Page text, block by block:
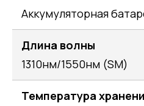
Аккумуляторная
Длина волны
1310нм/1550нм (SM)
Температура